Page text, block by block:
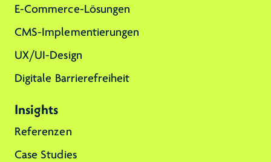
E-Commerce-Lösungen
CMS-Implementierungen
UX/UI-Design
Digitale Barrierefreiheit
Insights
Referenzen
Case Studies